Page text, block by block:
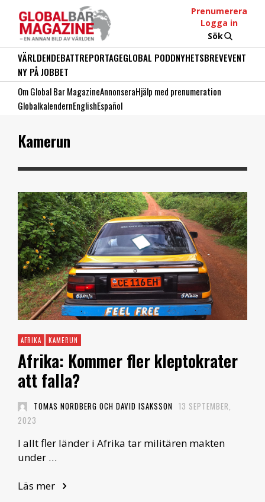
Prenumerera
Logga in
Sök
VÄRLDENDEBATTREPORTAGEGLOBAL PODDNYHETSBREVEVENT
NY PÅ JOBBET
Om Global Bar MagazineAnnonseraHjälp med prenumeration
GlobalkalendernEnglishEspañol
Kamerun
AFRIKA KAMERUN
Afrika: Kommer fler kleptokrater
att falla?
TOMAS NORDBERG OCH DAVID ISAKSSON 13 SEPTEMBER,
2023
I allt fler länder i Afrika tar militären makten
under …
Läs mer